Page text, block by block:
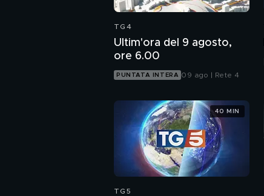
TG4
Ultim'ora del 9 agosto,
ore 6.00
PUNTATA INTERA 09 ago | Rete 4
TG5
40 MIN